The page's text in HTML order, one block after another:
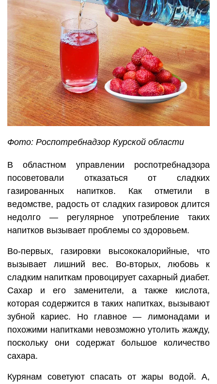
Фото: Роспотребнадзор Курской области
В областном управлении роспотребнадзора
посоветовали отказаться от сладких
газированных напитков. Как отметили в
ведомстве, радость от сладких газировок длится
недолго — регулярное употребление таких
напитков вызывает проблемы со здоровьем.
Во-первых, газировки высококалорийные, что
вызывает лишний вес. Во-вторых, любовь к
сладким напиткам провоцирует сахарный диабет.
Сахар и его заменители, а также кислота,
которая содержится в таких напитках, вызывают
зубной кариес. Но главное — лимонадами и
похожими напитками невозможно утолить жажду,
поскольку они содержат большое количество
сахара.
Курянам советуют спасать от жары водой. А,